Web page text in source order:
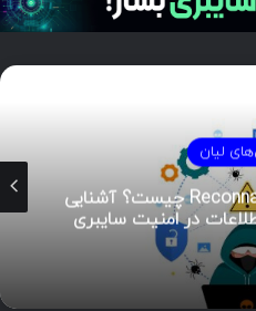
لیان
هوش تهدیدات سایبری (CTI)؛ راهنمای جامع از
رخداد